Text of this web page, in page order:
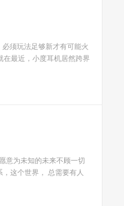
须玩法足够新才有可能火
最近，小度耳机居然跨界
意为未知的未来不顾一切
这个世界， 总需要有人